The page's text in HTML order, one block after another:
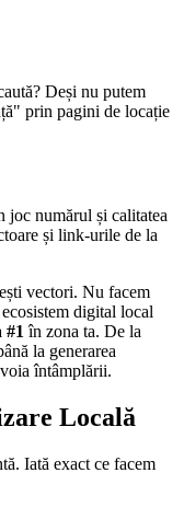
Deși nu putem
prin pagini de locație
joc numărul și calitatea
și link-urile de la
vectori. Nu facem
digital local
#1 în zona ta. De la
la generarea
întâmplării.
Locală
Iată exact ce facem